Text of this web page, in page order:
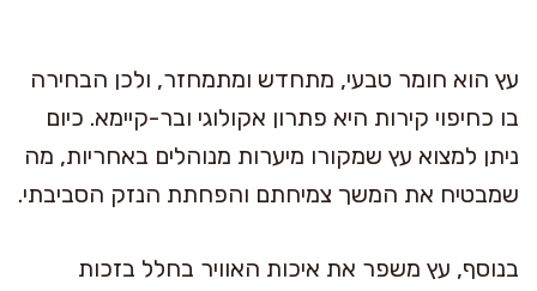
עץ הוא חומר טבעי, מתחדש ומתמחזר, ולכן הבחירה
בו כחיפוי קירות היא פתרון אקולוגי ובר-קיימא. כיום
ניתן למצוא עץ שמקורו מיערות מנוהלים באחריות, מה
שמבטיח את המשך צמיחתם והפחתת הנזק הסביבתי.
בנוסף, עץ משפר את איכות האוויר בחלל בזכות